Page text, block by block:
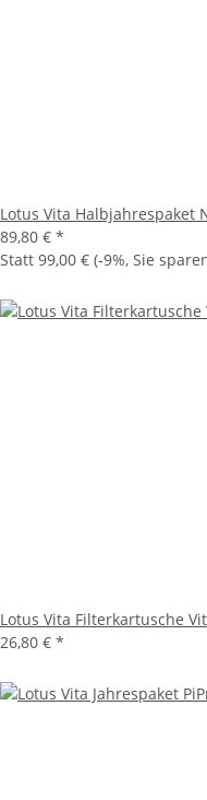
Lotus Vita Halbjahrespaket
89,80 € *
Statt 99,00 € (-9%, Sie
Lotus Vita Filterkartusche
26,80 € *